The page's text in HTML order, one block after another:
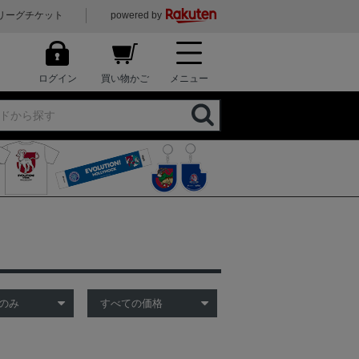
ーグチケット powered by
ログイン 買い物かご メニュー